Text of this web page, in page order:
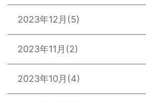
2023年12月 (5)
2023年11月 (2)
2023年10月 (4)